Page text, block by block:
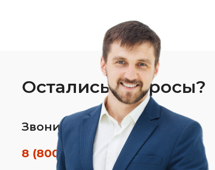
Остались вопросы?
Звоните по телефону
8 (800) 350-01-26